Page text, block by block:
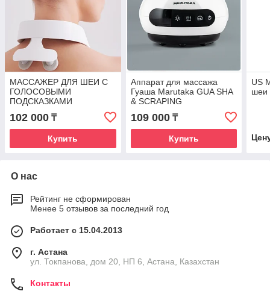
МАССАЖЕР ДЛЯ ШЕИ С
ГОЛОСОВЫМИ
ПОДСКАЗКАМИ
MARUTAKA OSTEO NECK
102 000 ₸
Купить
Аппарат для массажа
Гуаша Marutaka GUA SHA
& SCRAPING
109 000₸
Купить
US
шеи
О нас
Рейтинг не сформирован
Менее 5 отзывов за последний год
Работает с 15.04.2013
г. Астана
ул. Токпанова, дом 20, НП 6, Астана, Казахстан
Контакты